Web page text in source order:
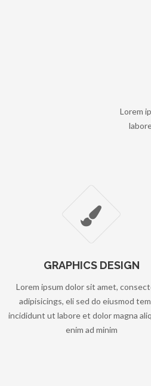
Lorem
GRAPHICS DESIGN
Lorem ipsum dolor sit amet,
adipisicings, eli sed do eiusmod
incididunt ut labore et dolor magna
enim ad minim